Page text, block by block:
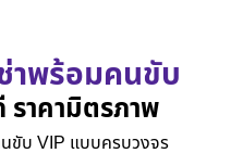
าพร้อมคนขับ
ราคามิตรภาพ
ขับ VIP แบบครบวงจร